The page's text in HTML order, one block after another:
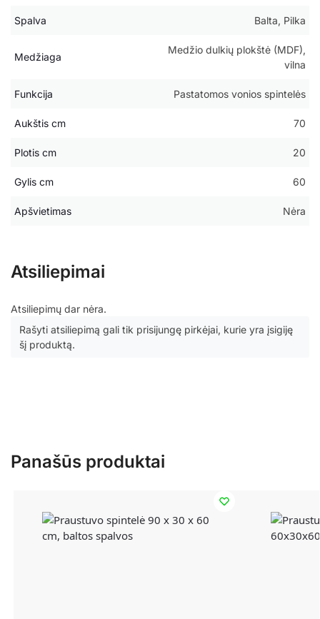
Spalva Balta, Pilka
Medžiaga
Medžio dulkių plokštė (MDF),
vilna
Funkcija Pastatomos vonios spintelės
Aukštis cm 70
Plotis cm 20
Gylis cm 60
Apšvietimas Nėra
Atsiliepimai
Atsiliepimų dar nėra.
Rašyti atsiliepimą gali tik prisijungę pirkėjai, kurie yra įsigiję
šį produktą.
Panašūs produktai